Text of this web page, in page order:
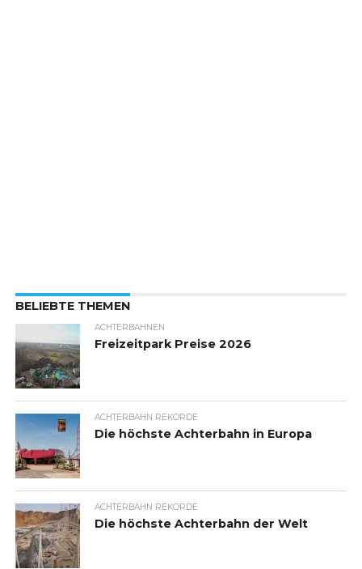
BELIEBTE THEMEN
ACHTERBAHNEN
Freizeitpark Preise 2026
ACHTERBAHN REKORDE
Die höchste Achterbahn in Europa
ACHTERBAHN REKORDE
Die höchste Achterbahn der Welt